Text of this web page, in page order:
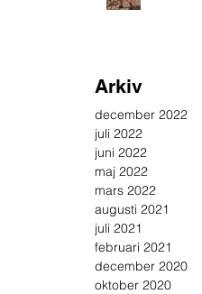
Arkiv
december 2022
juli 2022
juni 2022
maj 2022
mars 2022
augusti 2021
juli 2021
februari 2021
december 2020
oktober 2020